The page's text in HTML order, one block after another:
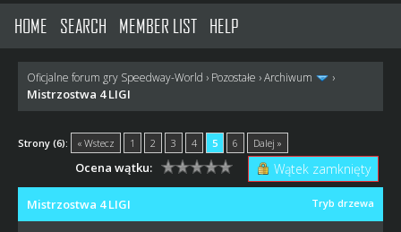
HOME SEARCH MEMBER LIST HELP
Oficjalne forum gry Speedway-World › Pozostałe ›Archiwum ›
Mistrzostwa 4 LIGI
Strony (6): « Wstecz 1 2 3 4 5 6 Dalej »
Wątek zamknięty
Ocena wątku:
Tryb drzewa
Mistrzostwa 4 LIGI